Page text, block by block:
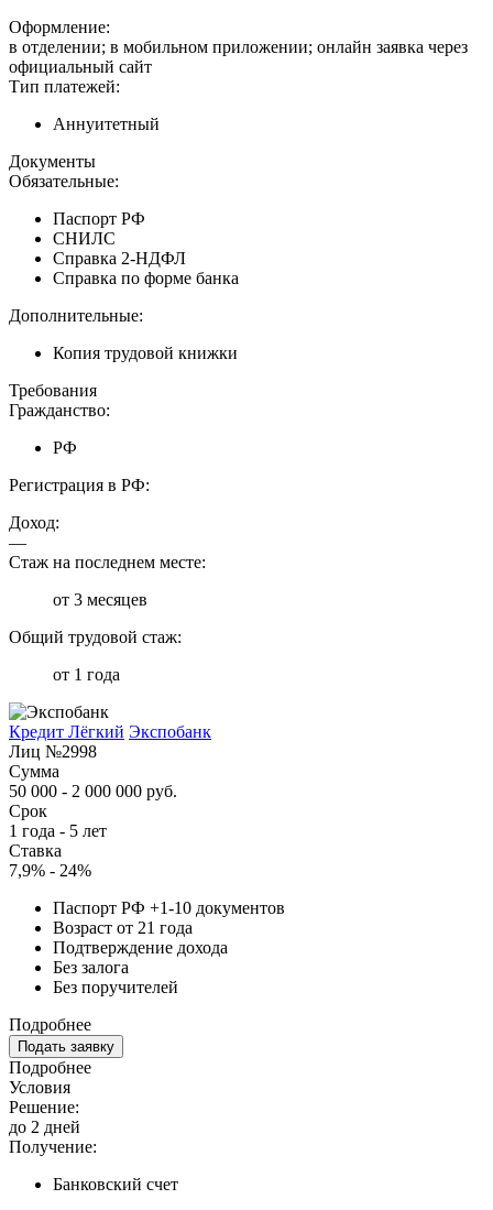
Оформление:
в отделении; в мобильном приложении; онлайн заявка через
официальный сайт
Тип платежей:
Аннуитетный
Документы
Обязательные:
Паспорт РФ
СНИЛС
Справка 2-НДФЛ
Справка по форме банка
Дополнительные:
Копия трудовой книжки
Требования
Гражданство:
РФ
Регистрация в РФ:
Доход:
—
Стаж на последнем месте:
от 3 месяцев
Общий трудовой стаж:
от 1 года
Кредит Лёгкий Экспобанк
Лиц №2998
Сумма
50 000 - 2 000 000 руб.
Срок
1 года - 5 лет
Ставка
7,9% - 24%
Паспорт РФ +1-10 документов
Возраст от 21 года
Подтверждение дохода
Без залога
Без поручителей
Подробнее
Подать заявку
Подробнее
Условия
Решение:
до 2 дней
Получение:
Банковский счет